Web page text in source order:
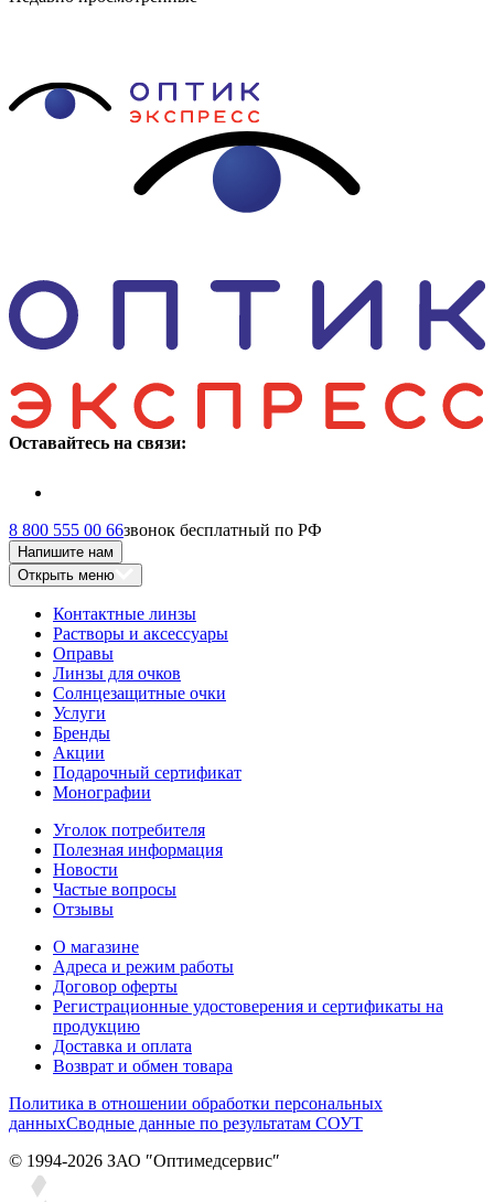
Оставайтесь на связи:
8 800 555 00 66звонок бесплатный по РФ
Напишите нам
Открыть меню
Контактные линзы
Растворы и аксессуары
Оправы
Линзы для очков
Солнцезащитные очки
Услуги
Бренды
Акции
Подарочный сертификат
Монографии
Уголок потребителя
Полезная информация
Новости
Частые вопросы
Отзывы
О магазине
Адреса и режим работы
Договор оферты
Регистрационные удостоверения и сертификаты на
продукцию
Доставка и оплата
Возврат и обмен товара
Политика в отношении обработки персональных
данныхСводные данные по результатам СОУТ
© 1994-2026 ЗАО ″Оптимедсервис″